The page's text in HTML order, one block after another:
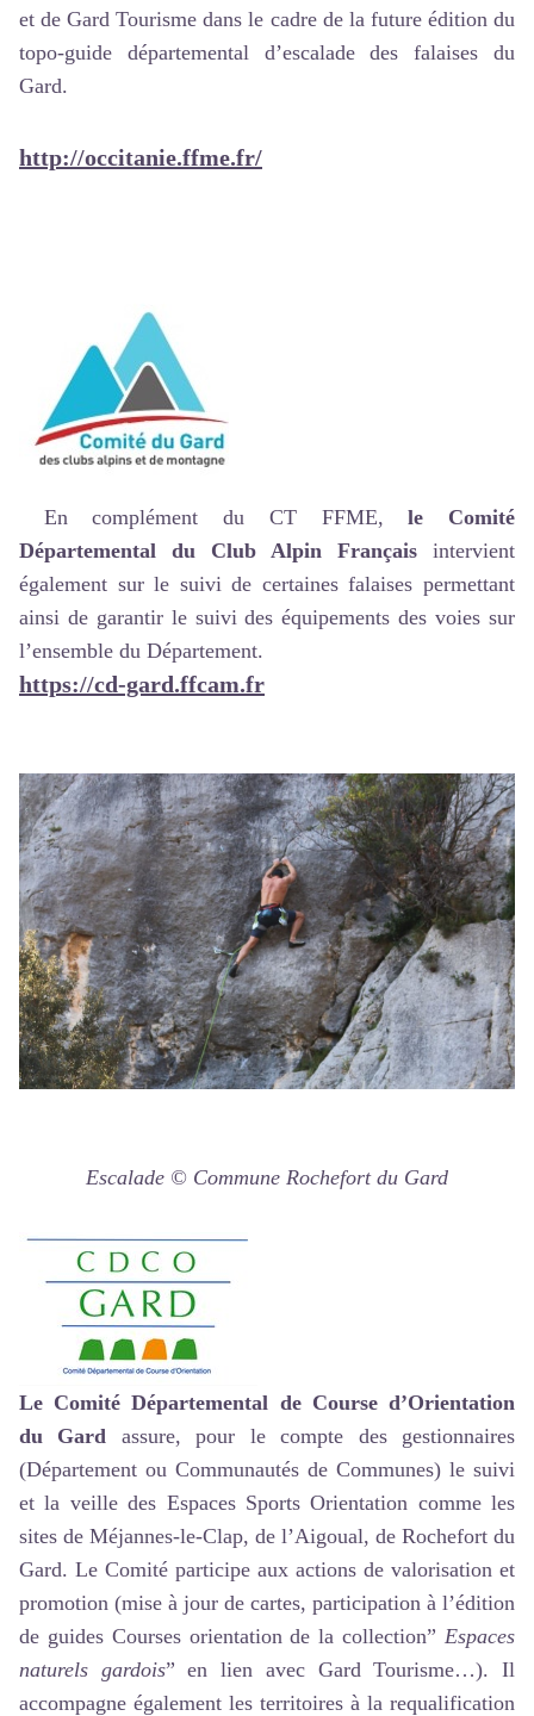
et de Gard Tourisme dans le cadre de la future édition du
topo-guide départemental d’escalade des falaises du
Gard.
http://occitanie.ffme.fr/
En complément du CT FFME,le Comité
Départemental du Club Alpin Français intervient
également sur le suivi de certaines falaises permettant
ainsi de garantir le suivi des équipements des voies sur
l’ensemble du Département.
https://cd-gard.ffcam.fr
Escalade © Commune Rochefort du Gard
Le Comité Départemental de Course d’Orientation
du Gard assure, pour le compte des gestionnaires
(Département ou Communautés de Communes) le suivi
et la veille des Espaces Sports Orientation comme les
sites de Méjannes-le-Clap, de l’Aigoual, de Rochefort du
Gard. Le Comité participe aux actions de valorisation et
promotion (mise à jour de cartes, participation à l’édition
de guides Courses orientation de la collection” Espaces
naturels gardois” en lien avec Gard Tourisme…). Il
accompagne également les territoires à la requalification